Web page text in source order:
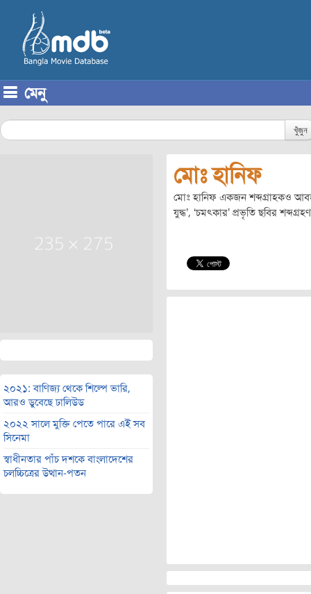
মেনু
খুঁজুন
২০২১: বাণিজ্য থেকে শিল্পে ভারি,
আরও ডুবেছে ঢালিউড
২০২২ সালে মুক্তি পেতে পারে এই সব
সিনেমা
স্বাধীনতার পাঁচ দশকে বাংলাদেশের
চলচ্চিত্রের উত্থান-পতন
মোঃ হানিফ
মোঃ হানিফ একজন শব্দগ্রাহকও আবহ
যুদ্ধ’, ‘চমৎকার’ প্রভৃতি ছবির